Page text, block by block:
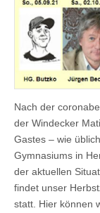
Nach der
der Windecker
Gastes – wie
Gymnasiums in
der aktuellen
findet unser
statt. Hier können